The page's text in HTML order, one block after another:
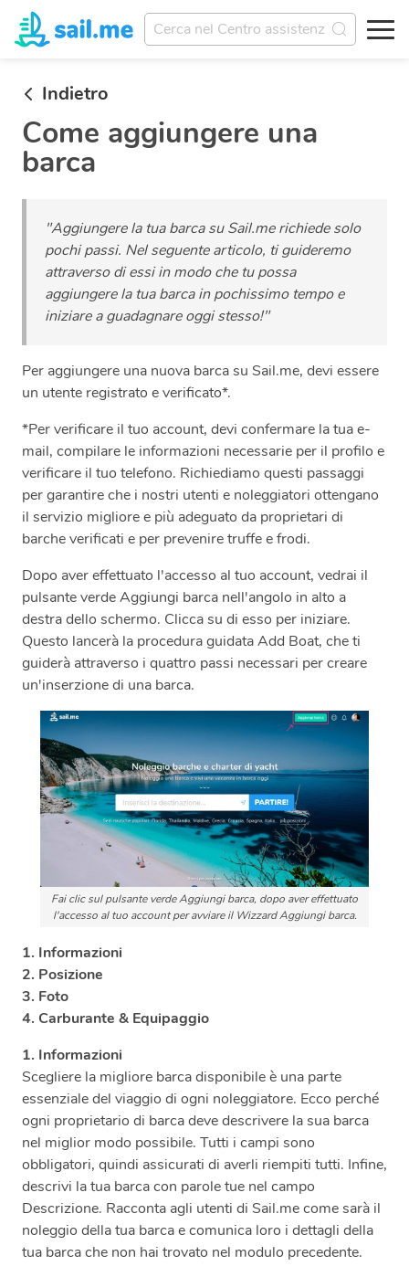
Indietro
Come aggiungere una
barca
"Aggiungere la tua barca su Sail.me richiede solo
pochi passi. Nel seguente articolo, ti guideremo
attraverso di essi in modo che tu possa
aggiungere la tua barca in pochissimo tempo e
iniziare a guadagnare oggi stesso!"
Per aggiungere una nuova barca su Sail.me, devi essere
un utente registrato e verificato*.
*Per verificare il tuo account, devi confermare la tua e-
mail, compilare le informazioni necessarie per il profilo e
verificare il tuo telefono. Richiediamo questi passaggi
per garantire che i nostri utenti e noleggiatori ottengano
il servizio migliore e più adeguato da proprietari di
barche verificati e per prevenire truffe e frodi.
Dopo aver effettuato l'accesso al tuo account, vedrai il
pulsante verde Aggiungi barca nell'angolo in alto a
destra dello schermo. Clicca su di esso per iniziare.
Questo lancerà la procedura guidata Add Boat, che ti
guiderà attraverso i quattro passi necessari per creare
un'inserzione di una barca.
Fai clic sul pulsante verde Aggiungi barca, dopo aver effettuato
l'accesso al tuo account per avviare il Wizzard Aggiungi barca.
1. Informazioni
2. Posizione
3. Foto
4. Carburante & Equipaggio
1. Informazioni
Scegliere la migliore barca disponibile è una parte
essenziale del viaggio di ogni noleggiatore. Ecco perché
ogni proprietario di barca deve descrivere la sua barca
nel miglior modo possibile. Tutti i campi sono
obbligatori, quindi assicurati di averli riempiti tutti. Infine,
descrivi la tua barca con parole tue nel campo
Descrizione. Racconta agli utenti di Sail.me come sarà il
noleggio della tua barca e comunica loro i dettagli della
tua barca che non hai trovato nel modulo precedente.